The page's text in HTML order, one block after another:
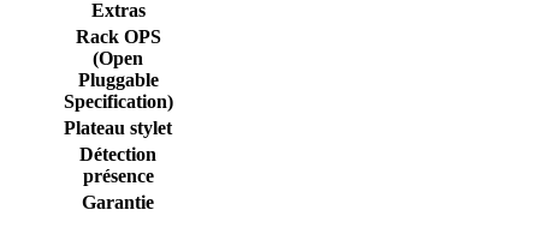
Extras
Rack OPS
(Open
Pluggable
Specification)
Plateau stylet
Détection
présence
Garantie